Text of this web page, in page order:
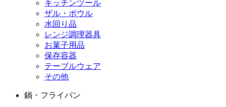
キッチンツール
ザル・ボウル
水回り品
レンジ調理器具
お菓子用品
保存容器
テーブルウェア
その他
鍋・フライパン